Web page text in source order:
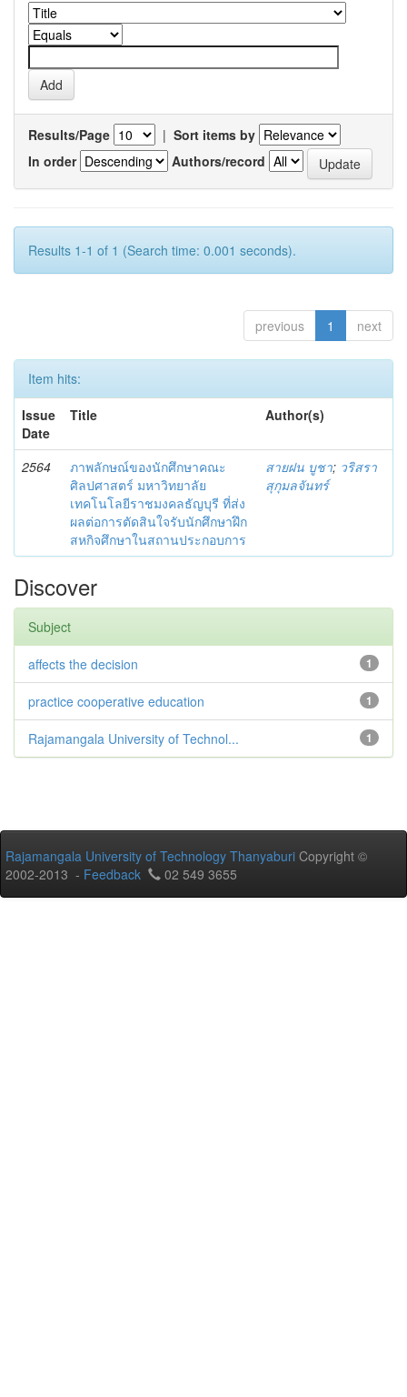
Results/Page | Sort items by
In order
Authors/record
Results 1-1 of 1 (Search time: 0.001 seconds).
previous 1 next
Item hits:
Issue
Date
Title Author(s)
2564
ภาพลักษณ์ของนักศึกษาคณะ
ศิลปศาสตร์ มหาวิทยาลัย
เทคโนโลยีราชมงคลธัญบุรี ที่ส่ง
ผลต่อการตัดสินใจรับนักศึกษาฝึก
สหกิจศึกษาในสถานประกอบการ
สายฝน บูชา; วริสรา
สุกุมลจันทร์
Discover
Subject
1
affects the decision
1
practice cooperative education
1
Rajamangala University of Technol...
Rajamangala University of Technology Thanyaburi Copyright ©
2002-2013 - Feedback 02 549 3655